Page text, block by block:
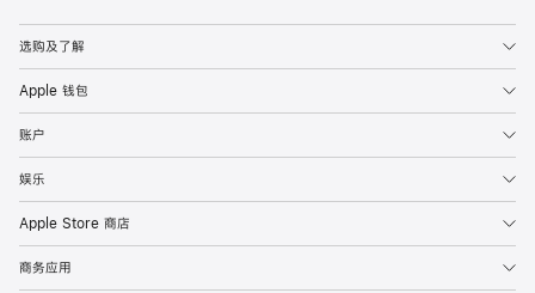
选购及了解
Apple 钱包
账户
娱乐
Apple Store 商店
商务应用